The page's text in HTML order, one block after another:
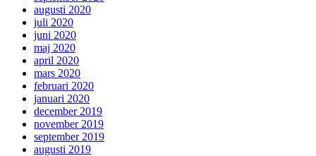
augusti 2020
juli 2020
juni 2020
maj 2020
april 2020
mars 2020
februari 2020
januari 2020
december 2019
november 2019
september 2019
augusti 2019